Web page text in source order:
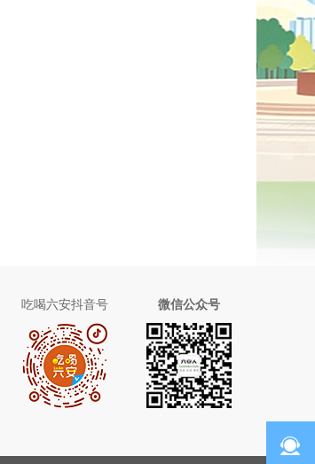
吃喝六安抖音号 微信公众号